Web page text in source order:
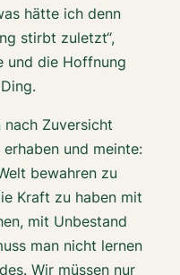
hätte ich denn
stirbt zuletzt“,
und die Hoffnung
Zuversicht
und meinte:
bewahren zu
Kraft zu haben mit
mit Unbestand
man nicht lernen
Wir müssen nur